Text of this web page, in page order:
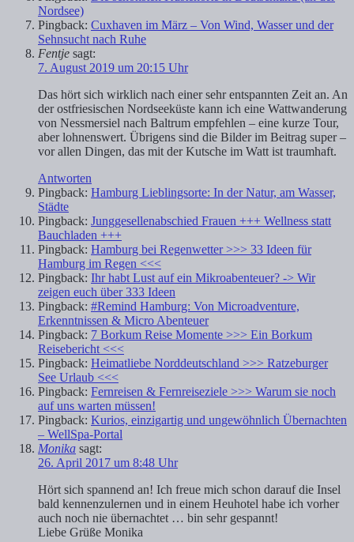
Nordsee)
Pingback: Cuxhaven im März – Von Wind, Wasser und der
Sehnsucht nach Ruhe
Fentje sagt:
7. August 2019 um 20:15 Uhr
Das hört sich wirklich nach einer sehr entspannten Zeit an. An
der ostfriesischen Nordseeküste kann ich eine Wattwanderung
von Nessmersiel nach Baltrum empfehlen – eine kurze Tour,
aber lohnenswert. Übrigens sind die Bilder im Beitrag super –
vor allen Dingen, das mit der Kutsche im Watt ist traumhaft.
Antworten
Pingback: Hamburg Lieblingsorte: In der Natur, am Wasser,
Städte
Pingback: Junggesellenabschied Frauen +++ Wellness statt
Bauchladen +++
Pingback: Hamburg bei Regenwetter >>> 33 Ideen für
Hamburg im Regen <<<
Pingback: Ihr habt Lust auf ein Mikroabenteuer? -> Wir
zeigen euch über 333 Ideen
Pingback: #Remind Hamburg: Von Microadventure,
Erkenntnissen & Micro Abenteuer
Pingback: 7 Borkum Reise Momente >>> Ein Borkum
Reisebericht <<<
Pingback: Heimatliebe Norddeutschland >>> Ratzeburger
See Urlaub <<<
Pingback: Fernreisen & Fernreiseziele >>> Warum sie noch
auf uns warten müssen!
Pingback: Kurios, einzigartig und ungewöhnlich Übernachten
– WellSpa-Portal
Monika sagt:
26. April 2017 um 8:48 Uhr
Hört sich spannend an! Ich freue mich schon darauf die Insel
bald kennenzulernen und in einem Heuhotel habe ich vorher
auch noch nie übernachtet … bin sehr gespannt!
Liebe Grüße Monika